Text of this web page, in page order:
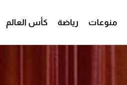
منوعات رياضة كأس العالم